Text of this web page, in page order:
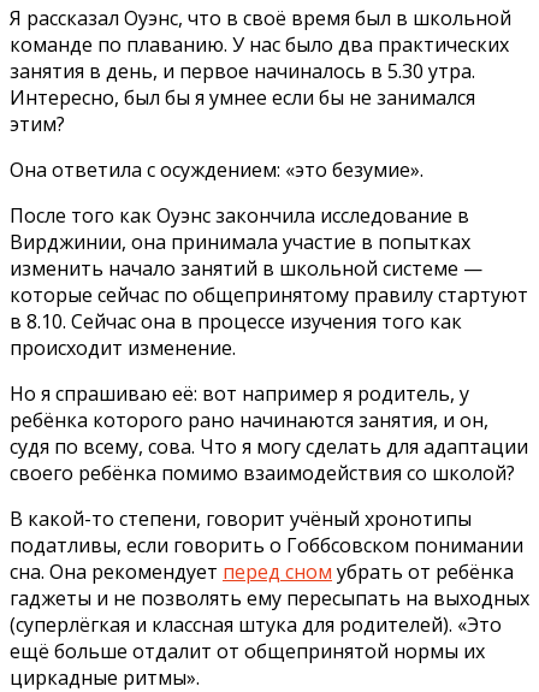
Я рассказал Оуэнс, что в своё время был в школьной
команде по плаванию. У нас было два практических
занятия в день, и первое начиналось в 5.30 утра.
Интересно, был бы я умнее если бы не занимался
этим?
Она ответила с осуждением: «это безумие».
После того как Оуэнс закончила исследование в
Вирджинии, она принимала участие в попытках
изменить начало занятий в школьной системе —
которые сейчас по общепринятому правилу стартуют
в 8.10. Сейчас она в процессе изучения того как
происходит изменение.
Но я спрашиваю её: вот например я родитель, у
ребёнка которого рано начинаются занятия, и он,
судя по всему, сова. Что я могу сделать для адаптации
своего ребёнка помимо взаимодействия со школой?
В какой-то степени, говорит учёный хронотипы
податливы, если говорить о Гоббсовском понимании
сна. Она рекомендует перед сном убрать от ребёнка
гаджеты и не позволять ему пересыпать на выходных
(суперлёгкая и классная штука для родителей). «Это
ещё больше отдалит от общепринятой нормы их
циркадные ритмы».